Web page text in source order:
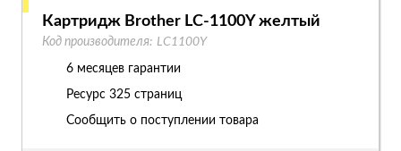
Картридж Brother LC-1100Y желтый
Код производителя: LC1100Y
6 месяцев гарантии
Ресурс 325 страниц
Сообщить о поступлении товара